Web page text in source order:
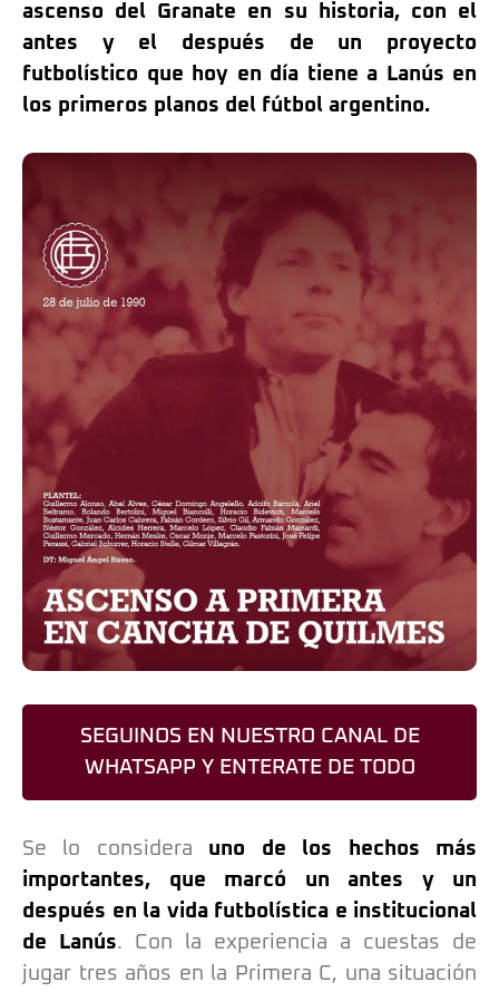
ascenso del Granate en su historia, con el
antes y el después de un proyecto
futbolístico que hoy en día tiene a Lanús en
los primeros planos del fútbol argentino.
SEGUINOS EN NUESTRO CANAL DE
WHATSAPP Y ENTERATE DE TODO
Se lo considera uno de los hechos más
importantes, que marcó un antes y un
después en la vida futbolística e institucional
de Lanús. Con la experiencia a cuestas de
jugar tres años en la Primera C, una situación